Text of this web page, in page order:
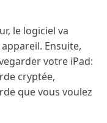
le logiciel va
Ensuite,
votre iPad:
cryptée,
que vous voulez